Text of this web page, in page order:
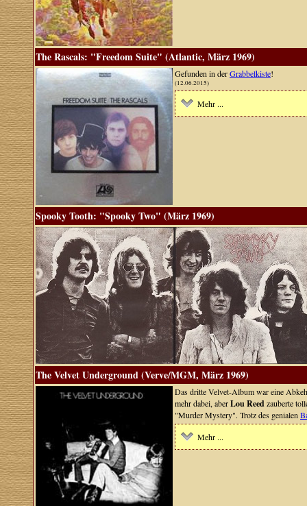
The Rascals: "Freedom Suite" (Atlantic, März 1969)
Gefunden in derGrabbelkiste!
(12.06.2015)
Mehr ...
Spooky Tooth: "Spooky Two" (März 1969)
The Velvet Underground (Verve/MGM, März 1969)
Das dritte Velvet-Album war eine
mehr dabei, aberLou Reedzauberte
"Murder Mystery". Trotz des genialen
Mehr ...